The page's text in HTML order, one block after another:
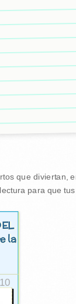
que diviertan,
para que
la